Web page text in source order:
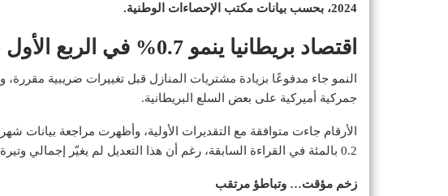
2024، بحسب بيانات مكتب الإحصاءات الوطنية.
اقتصاد بريطانيا ينمو 0.7% في الربع الأول بأسرع وتيرة في عام
النمو جاء مدفوعًا بزيادة مشتريات المنازل قبل تغييرات ضريبية
جمركية أميركية على بعض السلع البريطانية.
0.2 بالمئة في القراءة السابقة، رغم أن هذا التعديل لم يغيّر إجمالي وتيرة النمو الفصلية.
زخم مؤقت… وتباطؤ مرتقب